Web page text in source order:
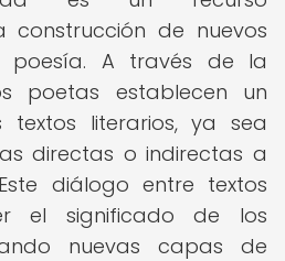
construcción de nuevos
poesía. A través de la
poetas establecen un
literarios, ya sea
directas o indirectas a
diálogo entre textos
el significado de los
nuevas capas de